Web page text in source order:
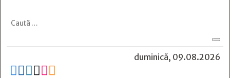
duminică, 09.08.2026
     